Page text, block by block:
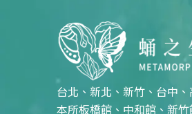
台北、新北、新竹、台中
本所板橋館、中和館、新